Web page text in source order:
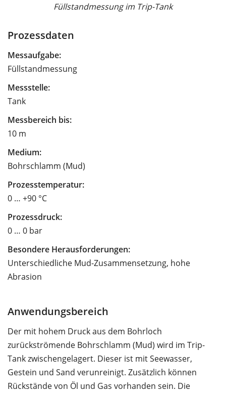
Füllstandmessung im Trip-Tank
Prozessdaten
Messaufgabe:
Füllstandmessung
Messstelle:
Tank
Messbereich bis:
10 m
Medium:
Bohrschlamm (Mud)
Prozesstemperatur:
0 … +90 °C
Prozessdruck:
0 … 0 bar
Besondere Herausforderungen:
Unterschiedliche Mud-Zusammensetzung, hohe
Abrasion
Anwendungsbereich
Der mit hohem Druck aus dem Bohrloch
zurückströmende Bohrschlamm (Mud) wird im Trip-
Tank zwischengelagert. Dieser ist mit Seewasser,
Gestein und Sand verunreinigt. Zusätzlich können
Rückstände von Öl und Gas vorhanden sein. Die